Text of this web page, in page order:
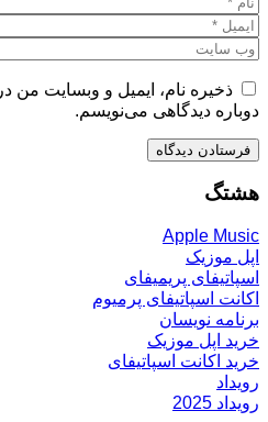
ذخیره نام، ایمیل و وبسایت من
دوباره دیدگاهی می‌نویسم.
هشتگ
Apple Music
اپل موزیک
اسپاتیفای پریمیفای
اکانت اسپاتیفای پرمیوم
برنامه نویسان
خرید اپل موزیک
خرید اکانت اسپاتیفای
رویداد
رویداد 2025